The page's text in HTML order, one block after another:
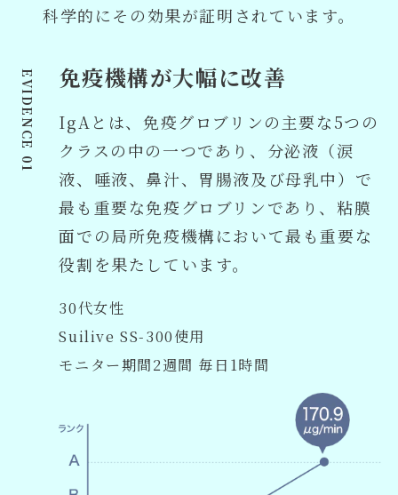
科学的にその効果が証明されています。
免疫機構が大幅に改善
IgAとは、免疫グロブリンの主要な5つの
クラスの中の一つであり、分泌液（涙
液、唾液、鼻汁、胃腸液及び母乳中）で
最も重要な免疫グロブリンであり、粘膜
面での局所免疫機構において最も重要な
役割を果たしています。
30代女性
Suilive SS-300使用
モニター期間2週間 毎日1時間